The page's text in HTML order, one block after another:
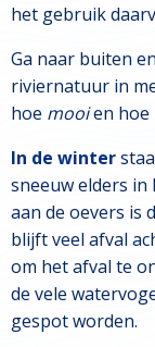
het gebruik
Ga naar buiten
riviernatuur in
hoe mooien hoe
In de winter
sneeuw elders in
aan de oevers is
blijft veel afval
om het afval te
de vele
gespot worden.